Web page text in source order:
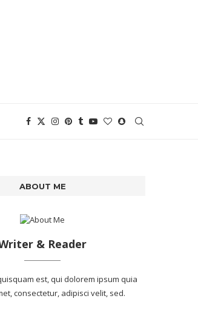
ABOUT ME
& Reader
est, qui dolorem ipsum quia
consectetur, adipisci velit, sed.